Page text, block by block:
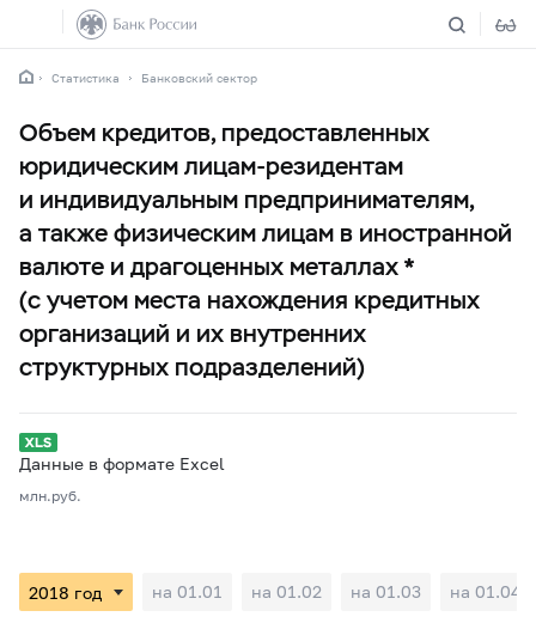
Статистика Банковский сектор
Объем кредитов, предоставленных
юридическим лицам-резидентам
и индивидуальным предпринимателям,
а также физическим лицам в иностранной
валюте и драгоценных металлах *
(с учетом места нахождения кредитных
организаций и их внутренних
структурных подразделений)
Данные в формате Excel
млн.руб.
на 01.01 на 01.02 на 01.03 на 01.04